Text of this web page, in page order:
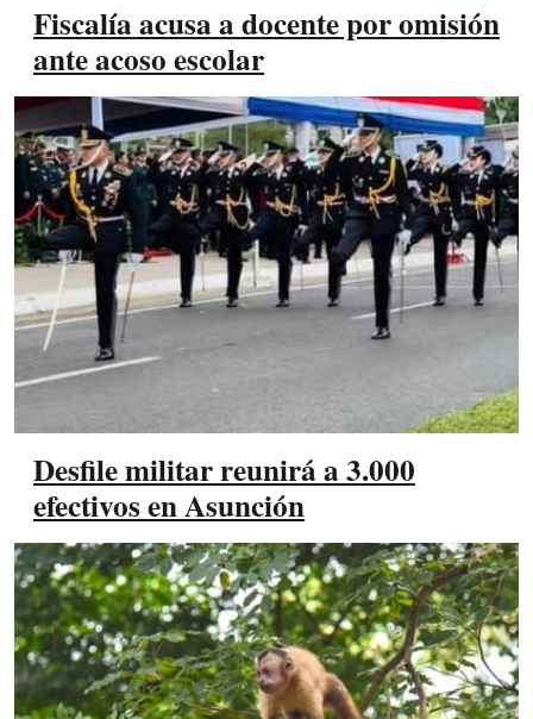
Fiscalía acusa a docente por omisión
ante acoso escolar
Desfile militar reunirá a 3.000
efectivos en Asunción